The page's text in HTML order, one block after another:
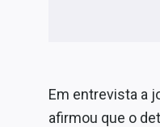
Em entrevista a
afirmou que o